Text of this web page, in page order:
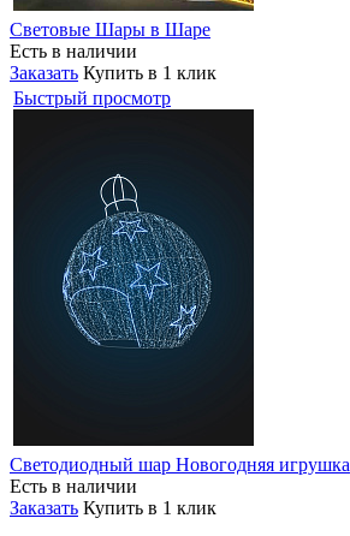
Световые Шары в Шаре
Есть в наличии
Заказать Купить в 1 клик
Быстрый просмотр
Светодиодный шар Новогодняя игрушка
Есть в наличии
Заказать Купить в 1 клик